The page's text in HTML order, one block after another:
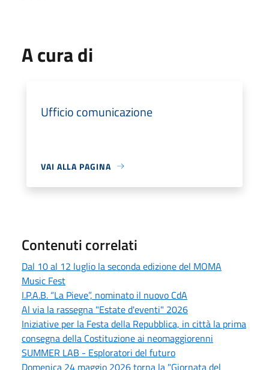
A cura di
Ufficio comunicazione
VAI ALLA PAGINA
Contenuti correlati
Dal 10 al 12 luglio la seconda edizione del MOMA
Music Fest
I.P.A.B. “La Pieve”, nominato il nuovo CdA
Al via la rassegna "Estate d'eventi" 2026
Iniziative per la Festa della Repubblica, in città la prima
consegna della Costituzione ai neomaggiorenni
SUMMER LAB - Esploratori del futuro
Domenica 24 maggio 2026 torna la "Giornata del